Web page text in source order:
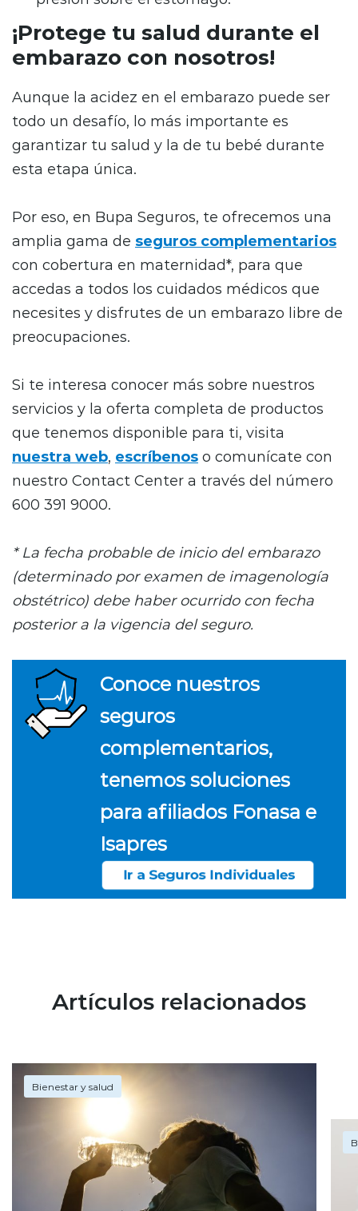
¡Protege tu salud durante el
embarazo con nosotros!
Aunque la acidez en el embarazo puede ser
todo un desafío, lo más importante es
garantizar tu salud y la de tu bebé durante
esta etapa única.
Por eso, en Bupa Seguros, te ofrecemos una
amplia gama de seguros complementarios
con cobertura en maternidad*, para que
accedas a todos los cuidados médicos que
necesites y disfrutes de un embarazo libre de
preocupaciones.
Si te interesa conocer más sobre nuestros
servicios y la oferta completa de productos
que tenemos disponible para ti, visita
nuestra web, escríbenos o comunícate con
nuestro Contact Center a través del número
600 391 9000.
* La fecha probable de inicio del embarazo
(determinado por examen de imagenología
obstétrico) debe haber ocurrido con fecha
posterior a la vigencia del seguro.
Conoce nuestros
seguros
complementarios,
tenemos soluciones
para afiliados Fonasa e
Isapres
Artículos relacionados
Bienestar y salud